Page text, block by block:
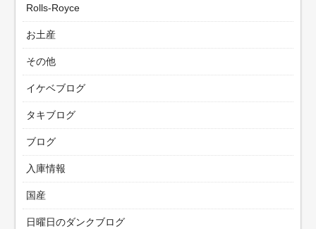
Rolls-Royce
お土産
その他
イケベブログ
タキブログ
ブログ
入庫情報
国産
日曜日のダンクブログ